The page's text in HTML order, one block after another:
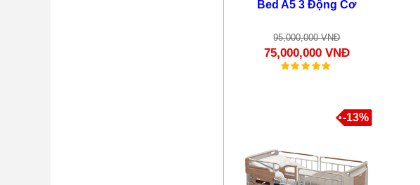
Bed A5 3 Động Cơ
95,000,000 VNĐ
75,000,000 VNĐ
-13%